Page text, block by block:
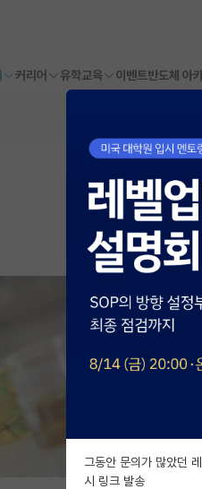
커리어 유학교육 이벤트반도체 아
그동안 문의가 많았던
시 링크 발송